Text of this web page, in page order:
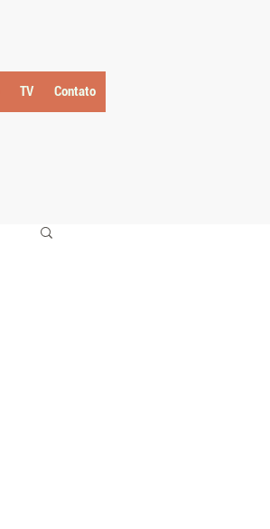
TV Contato